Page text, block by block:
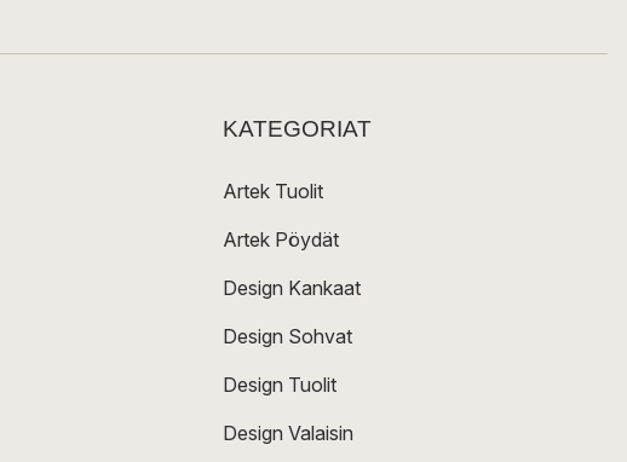
KATEGORIAT
Artek Tuolit
Artek Pöydät
Design Kankaat
Design Sohvat
Design Tuolit
Design Valaisin